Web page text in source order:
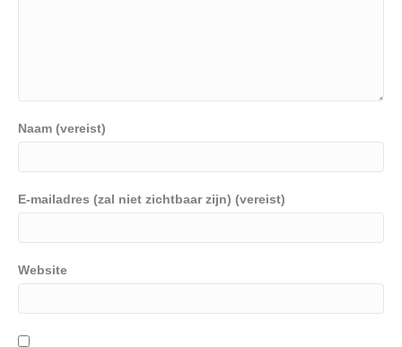
Naam (vereist)
E-mailadres (zal niet zichtbaar zijn) (vereist)
Website